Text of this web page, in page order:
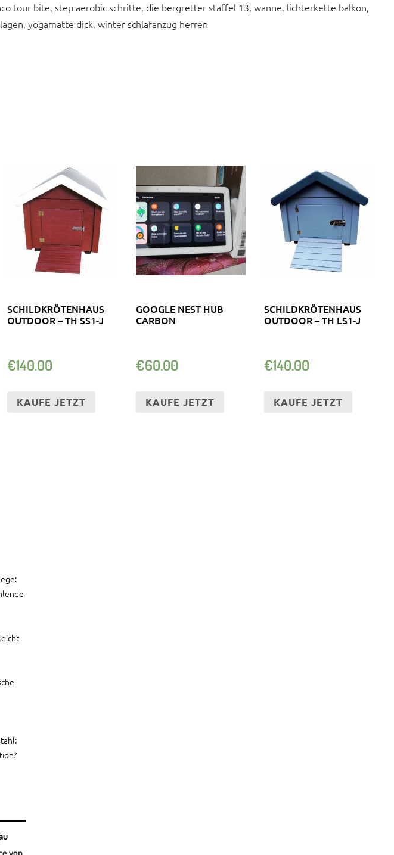
tour bite, step aerobic schritte, die bergretter staffel 13, wanne, lichterkette balkon,
yogamatte dick, winter schlafanzug herren
SCHILDKRÖTENHAUS
OUTDOOR – TH SS1-J
€140.00
KAUFE JETZT
GOOGLE NEST HUB
CARBON
€60.00
KAUFE JETZT
SCHILDKRÖTENHAUS
OUTDOOR – TH LS1-J
€140.00
KAUFE JETZT